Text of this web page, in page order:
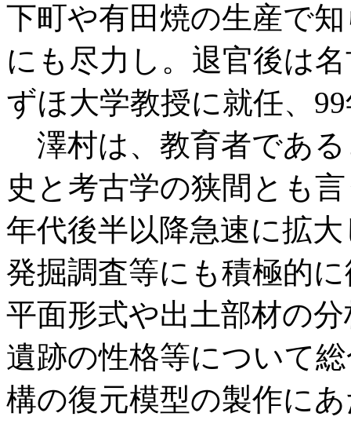
下町や有田焼の生産で
にも尽力し。退官後は
ずほ大学教授に就任、
澤村は、教育者であ
史と考古学の狭間とも
年代後半以降急速に拡
発掘調査等にも積極的
平面形式や出土部材の
遺跡の性格等について
構の復元模型の製作に